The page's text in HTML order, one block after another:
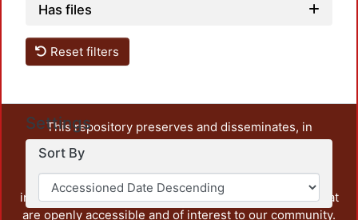
Has files
Reset filters
Settings
Sort By
This repository preserves and disseminates, in
unrestricted open access, the teaching and research
output of UAM Azcapotzalco. It also includes some
administrative and graphic documents from the
institution, as well as content from other institutions that
are openly accessible and of interest to our community.